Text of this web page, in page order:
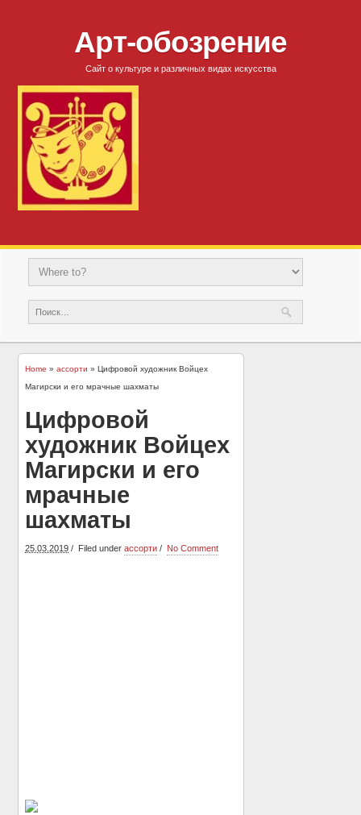
Арт-обозрение
Сайт о культуре и различных видах искусства
Home »ассорти » Цифровой художник Войцех
Магирски и его мрачные шахматы
Цифровой
художник Войцех
Магирски и его
мрачные
шахматы
25.03.2019 Filed underассорти No Comment